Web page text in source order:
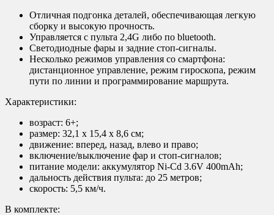
Отличная подгонка деталей, обеспечивающая легкую
сборку и высокую прочность.
Управляется с пульта 2,4G либо по bluetooth.
Светодиодные фары и задние стоп-сигналы.
Несколько режимов управления со смартфона:
дистанционное управление, режим гироскопа, режим
пути по линии и программирование маршрута.
Характеристики:
возраст: 6+;
размер: 32,1 х 15,4 х 8,6 см;
движение: вперед, назад, влево и право;
включение/выключение фар и стоп-сигналов;
питание модели: аккумулятор Ni-Cd 3.6V 400mAh;
дальность действия пульта: до 25 метров;
скорость: 5,5 км/ч.
В комплекте: